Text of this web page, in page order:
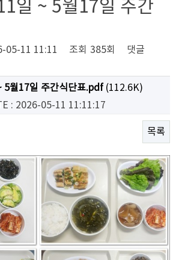
일 ~ 5월17일 주간
05-11 11:11 조회 385회
댓글
5월17일 주간식단표.pdf (112.6K)
: 2026-05-11 11:11:17
목록